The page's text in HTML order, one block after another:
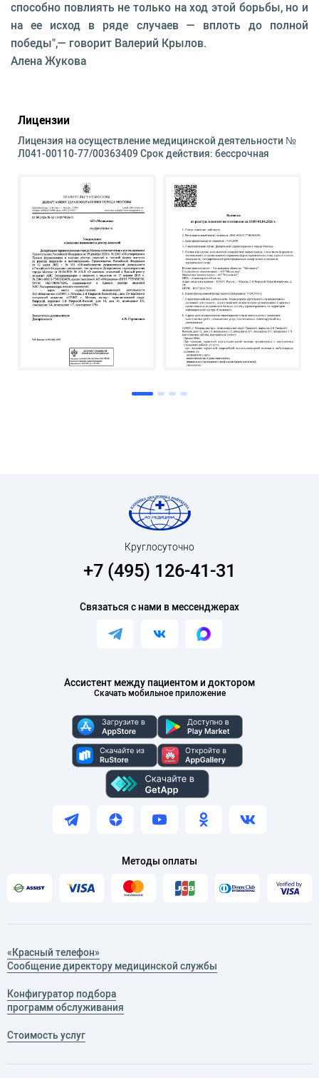
способно повлиять не только на ход этой борьбы, но и
на ее исход в ряде случаев — вплоть до полной
победы",— говорит Валерий Крылов.
Алена Жукова
Лицензии
Лицензия на осуществление медицинской деятельности №
Л041-00110-77/00363409 Срок действия: бессрочная
Ассистент между пациентом и доктором
Скачать мобильное приложение
Круглосуточно
+7 (495) 126-41-31
Связаться с нами в мессенджерах
Методы оплаты
«Красный телефон»
Сообщение директору медицинской службы
Конфигуратор подбора
программ обслуживания
Стоимость услуг